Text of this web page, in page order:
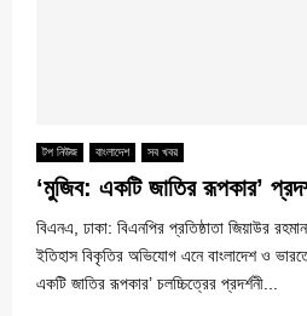
টপ নিউজ বাংলাদেশ সব খবর
‘মুজিব: একটি জাতির রূপকার’
বিএনএ, ঢাকা: বিএনপির প্রতিষ্ঠাতা জিয়াউর
ইতিহাস বিকৃতির অভিযোগ এনে বাংলাদেশ ও
একটি জাতির রূপকার’ চলচ্চিত্রের প্রদর্শনী...